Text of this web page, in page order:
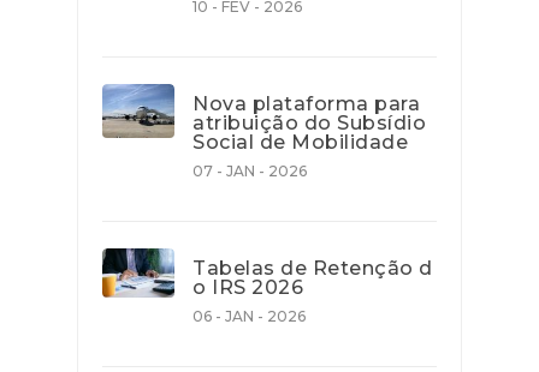
10 - FEV - 2026
Nova plataforma para
atribuição do Subsídio
Social de Mobilidade
07 - JAN - 2026
Tabelas de Retenção d
o IRS 2026
06 - JAN - 2026